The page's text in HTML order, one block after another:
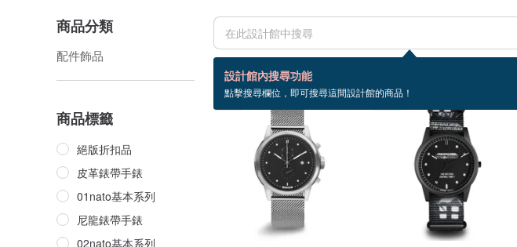
商品分類
配件飾品
商品標籤
絕版折扣品
皮革錶帶手錶
01nato基本系列
尼龍錶帶手錶
02nato基本系列
設計館內搜尋功能
點擊搜尋欄位，即可搜尋這間設計館的商品！
245 個商品
售完 售完